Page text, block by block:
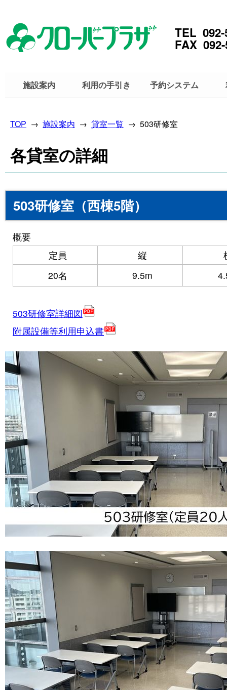
TEL 092-
FAX
施設案内 利用の手引き 予約システム
TOP → 施設案内 → 貸室一覧 → 503研修室
各貸室の詳細
503研修室（西棟5階）
概要
定員
縦
20名
9.5m
503研修室詳細図
附属設備等利用申込書